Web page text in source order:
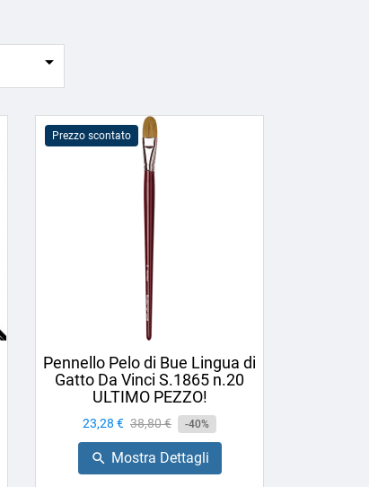

Prezzo scontato
Pennello Pelo di Bue Lingua di
Gatto Da Vinci S.1865 n.20
ULTIMO PEZZO!
Prezzo
23,28 € Prezzo
base
38,80 € -40%
 Mostra Dettagli